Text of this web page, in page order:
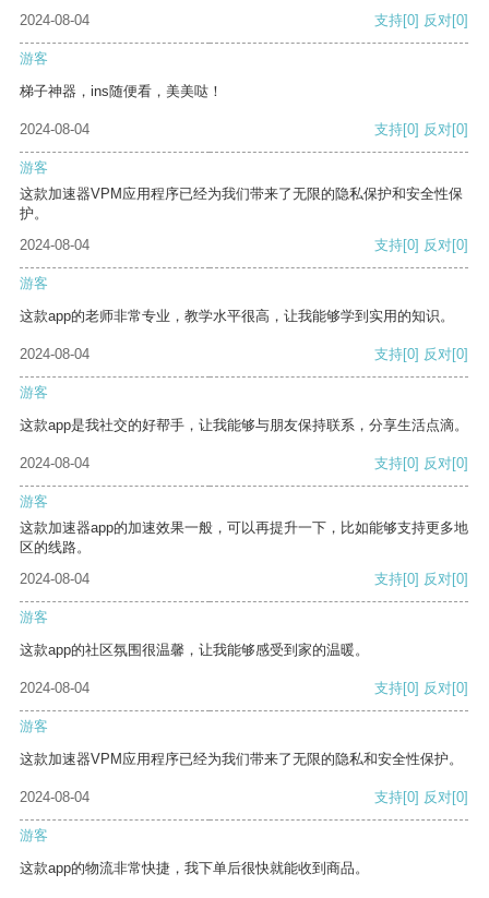
2024-08-04 支持[0] 反对[0]
游客
梯子神器，ins随便看，美美哒！
2024-08-04 支持[0] 反对[0]
游客
这款加速器VPM应用程序已经为我们带来了无限的隐私保护和安全性保
护。
2024-08-04
支持[0] 反对[0]
游客
这款app的老师非常专业，教学水平很高，让我能够学到实用的知识。
2024-08-04 支持[0] 反对[0]
游客
这款app是我社交的好帮手，让我能够与朋友保持联系，分享生活点滴。
2024-08-04 支持[0] 反对[0]
游客
这款加速器app的加速效果一般，可以再提升一下，比如能够支持更多地
区的线路。
2024-08-04
支持[0] 反对[0]
游客
这款app的社区氛围很温馨，让我能够感受到家的温暖。
2024-08-04 支持[0] 反对[0]
游客
这款加速器VPM应用程序已经为我们带来了无限的隐私和安全性保护。
2024-08-04 支持[0] 反对[0]
游客
这款app的物流非常快捷，我下单后很快就能收到商品。